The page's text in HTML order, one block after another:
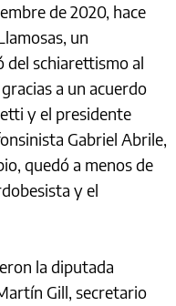
de 2020, hace
un
del schiarettismo al
a un acuerdo
y el presidente
Gabriel Abrile,
quedó a menos de
y el
la diputada
Gill, secretario